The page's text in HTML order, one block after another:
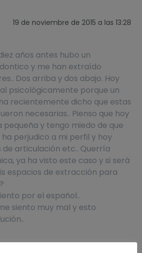
19 de noviembre de 2015 a las 13:28
años antes hubo un
y me han extraído
Dos arriba y dos abajo. Hoy
psicológicamente porque un
recientemente dicho que estas
necesarias.. Pienso que hoy
pequeña y tengo miedo de que
perjudico a mi perfil y hoy
articulación etc.. Querría
ya ha visto este caso y si será
espacios de extracción para
por el español..
siento muy mal y esto